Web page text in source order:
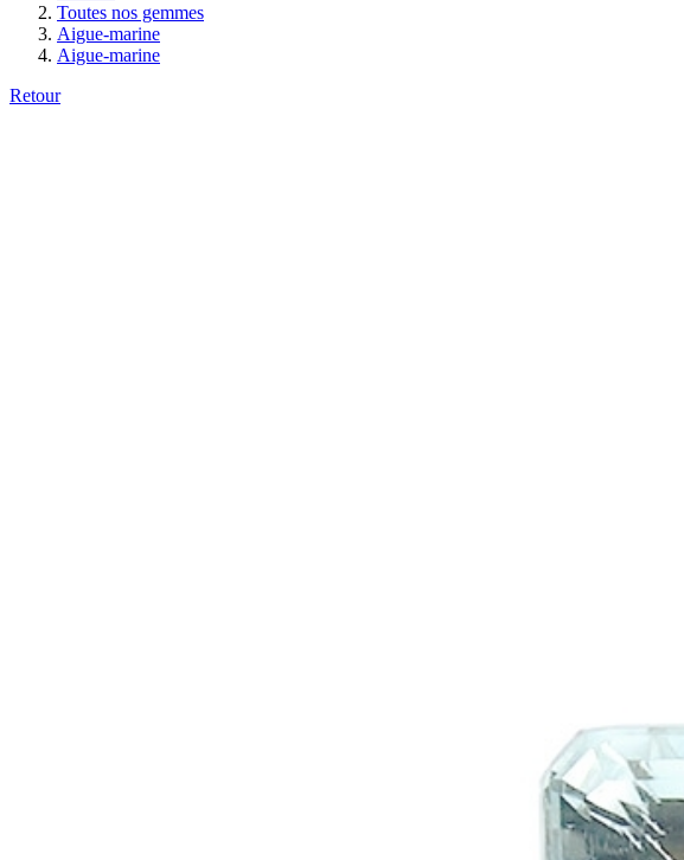
Toutes nos gemmes
Aigue-marine
Aigue-marine
Retour